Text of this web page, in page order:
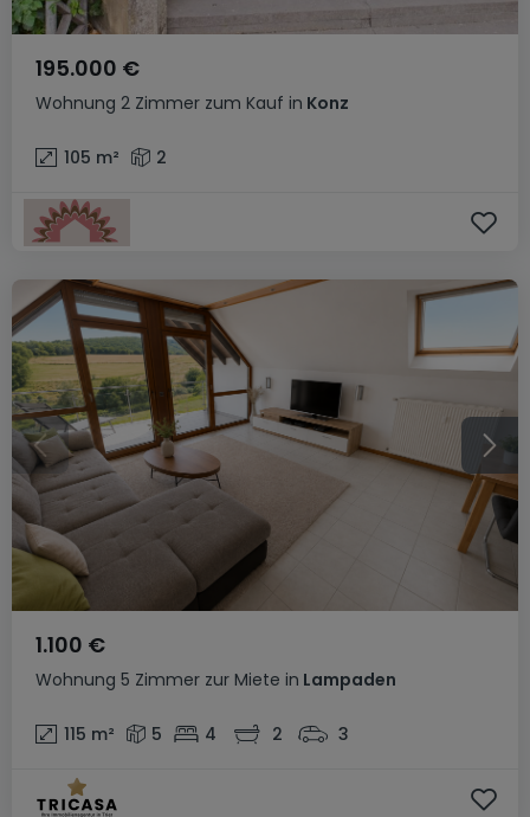
Wohnung 2 Zimmer zum Kauf in Konz
195.000 €
105 m² 2
Wohnung 5 Zimmer zur Miete in Lampaden
1.100 €
115 m² 5 4 2 3